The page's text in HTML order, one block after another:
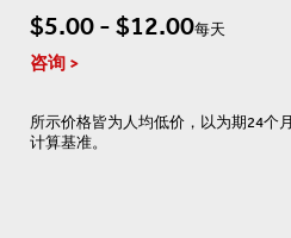
$5.00 - $12.00每天
咨询
所示价格皆为人均低价，以为期24个
计算基准。